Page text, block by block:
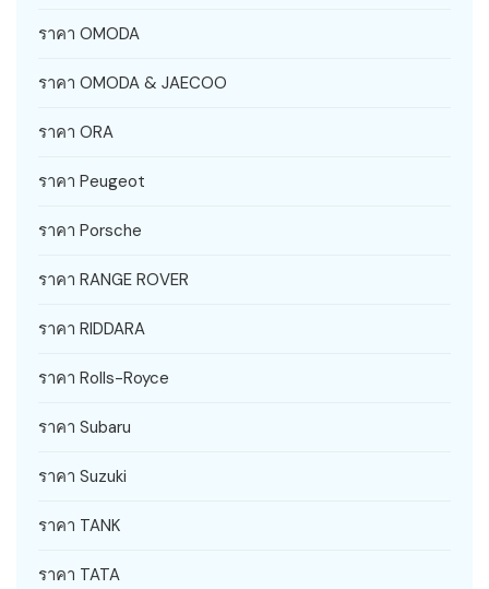
ราคา OMODA
ราคา OMODA & JAECOO
ราคา ORA
ราคา Peugeot
ราคา Porsche
ราคา RANGE ROVER
ราคา RIDDARA
ราคา Rolls-Royce
ราคา Subaru
ราคา Suzuki
ราคา TANK
ราคา TATA